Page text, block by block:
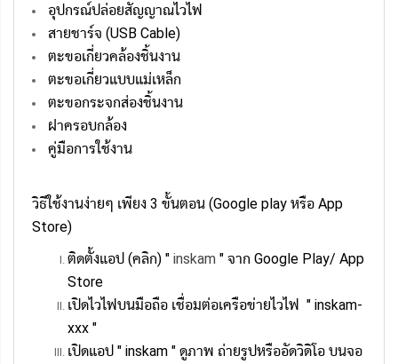
อุปกรณ์ปล่อยสัญญาณไวไฟ
สายชาร์จ (USB Cable)
ตะขอเกี่ยวคล้องชิ้นงาน
ตะขอเกี่ยวแบบแม่เหล็ก
ตะขอกระจกส่องชิ้นงาน
ฝาครอบกล้อง
คู่มือการใช้งาน
วิธีใช้งานง่ายๆ เพียง 3 ขั้นตอน (Google play หรือ App
Store)
ติดตั้งแอป (คลิก) " inskam " จาก Google Play/ App
Store
เปิดไวไฟบนมือถือ เชื่อมต่อเครือข่ายไวไฟ " inskam-
xxx "
เปิดแอป " inskam " ดูภาพ ถ่ายรูปหรืออัดวิดิโอ บนจอ